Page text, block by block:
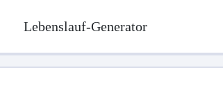
Lebenslauf-Generator